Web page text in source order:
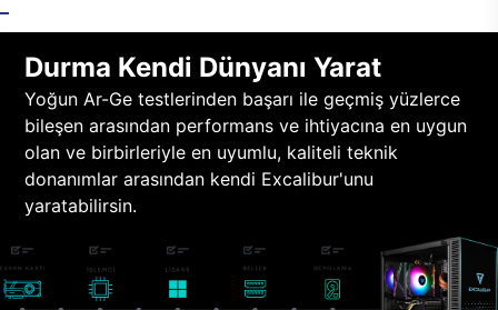
Durma Kendi Dünyanı Yarat
Yoğun Ar-Ge testlerinden başarı ile geçmiş yüzlerce
bileşen arasından performans ve ihtiyacına en uygun
olan ve birbirleriyle en uyumlu, kaliteli teknik
donanımlar arasından kendi Excalibur'unu
yaratabilirsin.